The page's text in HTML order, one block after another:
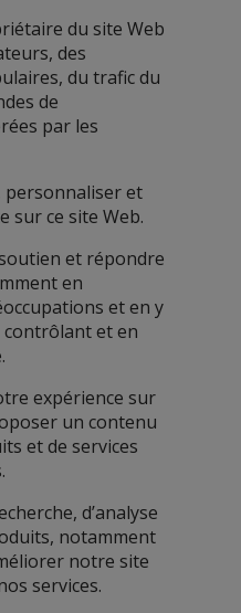
du site Web
des
du trafic du
de
par les
personnaliser et
sur ce site Web.
et répondre
en
et en y
contrôlant et en
expérience sur
un contenu
et de services
d’analyse
notamment
notre site
services.